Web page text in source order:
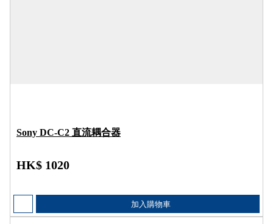
Sony DC-C2 直流耦合器
HK$ 1020
加入購物車